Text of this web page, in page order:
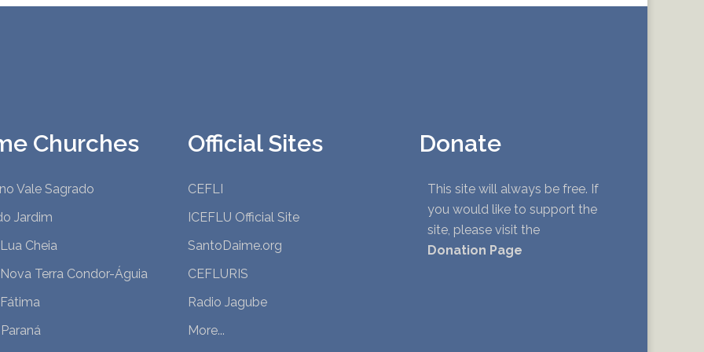
Churches
Vale Sagrado
Jardim
Cheia
Terra Condor-Águia
Official Sites
CEFLI
ICEFLU Official Site
SantoDaime.org
CEFLURIS
Radio Jagube
More...
Donate
This site will always be free. If
you would like to support the
site, please visit the
Donation Page